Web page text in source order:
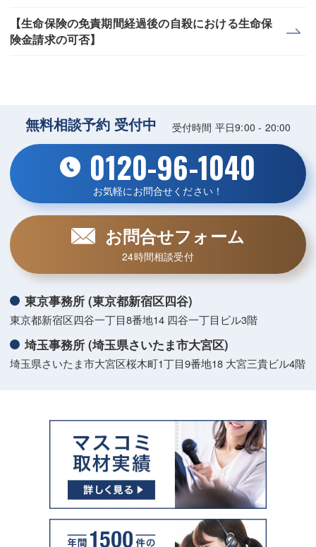
【生命保険の免責期間経過後の自殺における生命保
険金請求の可否】
無料相談予約 受付中 受付時間 平日9:00 - 20:00
0120-96-1040
お気軽にお問合せください！
お問合せフォーム
24時間相談受付
東京事務所 (東京都新宿区四谷)
東京都新宿区四谷一丁目8番地14 四谷一丁目ビル3階
埼玉事務所 (埼玉県さいたま市大宮区)
埼玉県さいたま市大宮区桜木町1丁目9番地18 大宮三貴ビル4階